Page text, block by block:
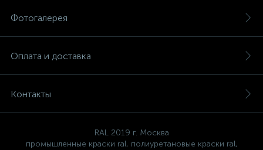
Фотогалерея
Оплата и доставка
Контакты
RAL 2019 г. Москва
промышленные краски ral, полиуретановые краски ral,